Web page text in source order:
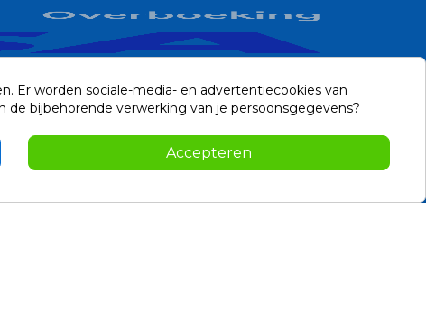
2014-2026 Noviostores.nl. Alle rechten voorbehouden.
Er worden sociale-media- en advertentiecookies van
bijbehorende verwerking van je persoonsgegevens?
Accepteren